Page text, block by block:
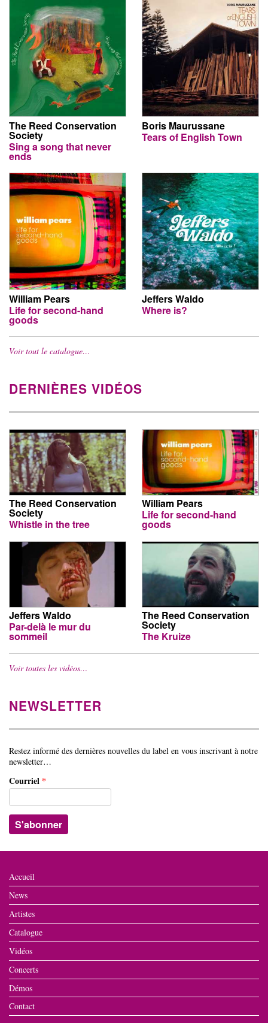
The Reed Conservation
Society
Sing a song that never
ends
Boris Maurussane
Tears of English Town
William Pears
Life for second-hand
goods
Jeffers Waldo
Where is?
Voir tout le catalogue…
DERNIÈRES VIDÉOS
The Reed Conservation
Society
Whistle in the tree
William Pears
Life for second-hand
goods
Jeffers Waldo
Par-delà le mur du
sommeil
The Reed Conservation
Society
The Kruize
Voir toutes les vidéos…
NEWSLETTER
Restez informé des dernières nouvelles du label en vous inscrivant à notre
newsletter…
Courriel *
Accueil
News
Artistes
Catalogue
Vidéos
Concerts
Démos
Contact